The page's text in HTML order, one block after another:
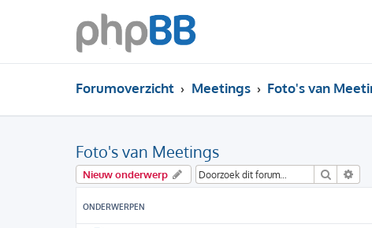
Forumoverzicht Meetings Foto's van
Foto's van Meetings
Nieuw onderwerp Zoek
ONDERWERPEN